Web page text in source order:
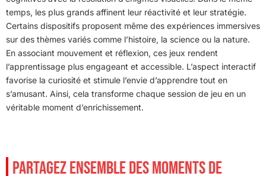
temps, les plus grands affinent leur réactivité et leur stratégie.
Certains dispositifs proposent même des expériences immersives
sur des thèmes variés comme l’histoire, la science ou la nature.
En associant mouvement et réflexion, ces jeux rendent
l’apprentissage plus engageant et accessible. L’aspect interactif
favorise la curiosité et stimule l’envie d’apprendre tout en
s’amusant. Ainsi, cela transforme chaque session de jeu en un
véritable moment d’enrichissement.
PARTAGEZ ENSEMBLE DES MOMENTS DE